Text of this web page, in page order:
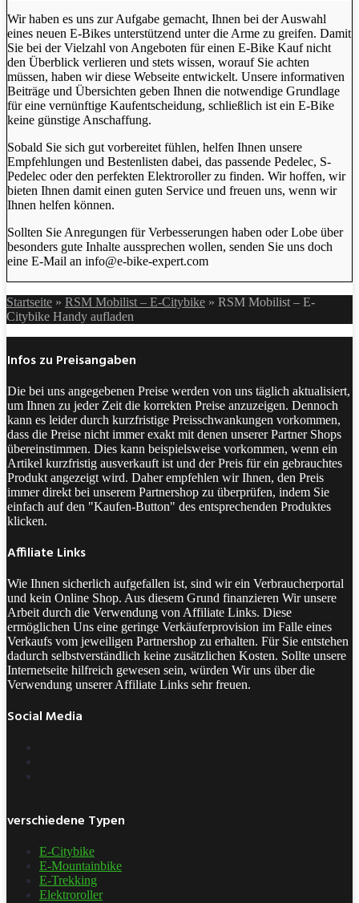
Wir haben es uns zur Aufgabe gemacht, Ihnen bei der Auswahl
eines neuen E-Bikes unterstützend unter die Arme zu greifen. Damit
Sie bei der Vielzahl von Angeboten für einen E-Bike Kauf nicht
den Überblick verlieren und stets wissen, worauf Sie achten
müssen, haben wir diese Webseite entwickelt. Unsere informativen
Beiträge und Übersichten geben Ihnen die notwendige Grundlage
für eine vernünftige Kaufentscheidung, schließlich ist ein E-Bike
keine günstige Anschaffung.
Sobald Sie sich gut vorbereitet fühlen, helfen Ihnen unsere
Empfehlungen und Bestenlisten dabei, das passende Pedelec, S-
Pedelec oder den perfekten Elektroroller zu finden. Wir hoffen, wir
bieten Ihnen damit einen guten Service und freuen uns, wenn wir
Ihnen helfen können.
Sollten Sie Anregungen für Verbesserungen haben oder Lobe über
besonders gute Inhalte aussprechen wollen, senden Sie uns doch
eine E-Mail an info@e-bike-expert.com
Startseite » RSM Mobilist – E-Citybike » RSM Mobilist – E-
Citybike Handy aufladen
Infos zu Preisangaben
Die bei uns angegebenen Preise werden von uns täglich aktualisiert,
um Ihnen zu jeder Zeit die korrekten Preise anzuzeigen. Dennoch
kann es leider durch kurzfristige Preisschwankungen vorkommen,
dass die Preise nicht immer exakt mit denen unserer Partner Shops
übereinstimmen. Dies kann beispielsweise vorkommen, wenn ein
Artikel kurzfristig ausverkauft ist und der Preis für ein gebrauchtes
Produkt angezeigt wird. Daher empfehlen wir Ihnen, den Preis
immer direkt bei unserem Partnershop zu überprüfen, indem Sie
einfach auf den "Kaufen-Button" des entsprechenden Produktes
klicken.
Affiliate Links
Wie Ihnen sicherlich aufgefallen ist, sind wir ein Verbraucherportal
und kein Online Shop. Aus diesem Grund finanzieren Wir unsere
Arbeit durch die Verwendung von Affiliate Links. Diese
ermöglichen Uns eine geringe Verkäuferprovision im Falle eines
Verkaufs vom jeweiligen Partnershop zu erhalten. Für Sie entstehen
dadurch selbstverständlich keine zusätzlichen Kosten. Sollte unsere
Internetseite hilfreich gewesen sein, würden Wir uns über die
Verwendung unserer Affiliate Links sehr freuen.
Social Media
verschiedene Typen
E-Citybike
E-Mountainbike
E-Trekking
Elektroroller